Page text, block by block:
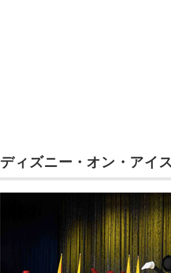
ディズニー・オン・アイ